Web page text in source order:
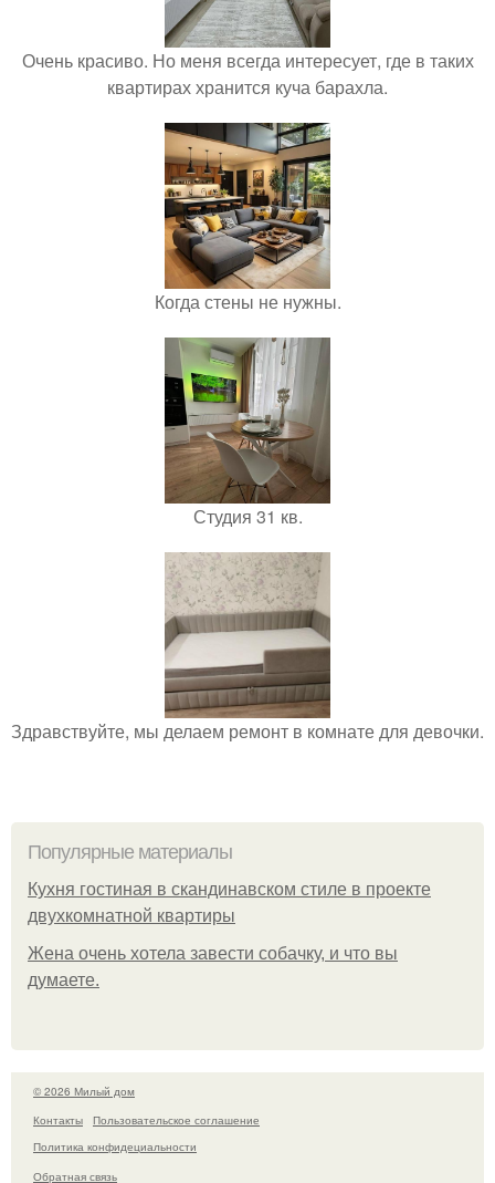
Очень красиво. Но меня всегда интересует, где в таких
квартирах хранится куча барахла.
Когда стены не нужны.
Студия 31 кв.
Здравствуйте, мы делаем ремонт в комнате для девочки.
Популярные материалы
Кухня гостиная в скандинавском стиле в проекте
двухкомнатной квартиры
Жена очень хотела завести собачку, и что вы
думаете.
© 2026 Милый дом
Контакты
Пользовательское соглашение
Политика конфидециальности
Обратная связь